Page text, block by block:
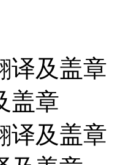
译及盖章
盖章
译及盖章